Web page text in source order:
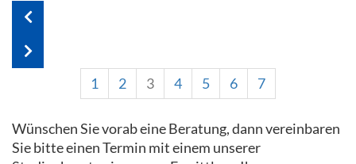
1 2 3 4 5 6 7
Wünschen Sie vorab eine Beratung, dann vereinbaren
Sie bitte einen Termin mit einem unserer